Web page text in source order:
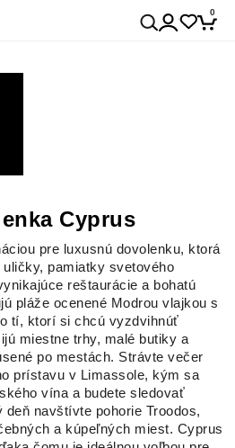
0
Cyprus
pre luxusnú dovolenku, ktorá
pamiatky svetového
reštaurácie a bohatú
pláže ocenené Modrou vlajkou s
tí, ktorí si chcú vyzdvihnúť
miestne trhy, malé butiky a
po mestách. Strávte večer
prístavu v Limassole, kým sa
vína a budete sledovať
navštívte pohorie Troodos,
a kúpeľných miest. Cyprus